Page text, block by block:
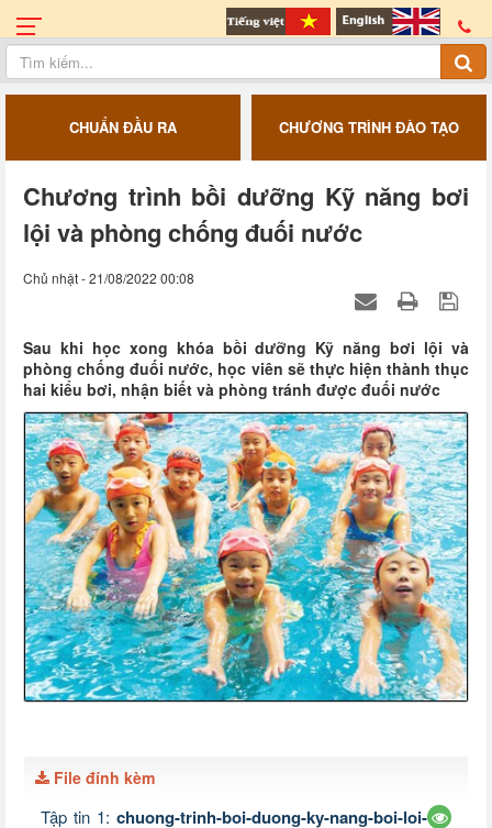
CHUẨN ĐẦU RA CHƯƠNG TRÌNH ĐÀO TẠO
Chương trình bồi dưỡng Kỹ năng bơi
lội và phòng chống đuối nước
Chủ nhật - 21/08/2022 00:08
Sau khi học xong khóa bồi dưỡng Kỹ năng bơi lội và
phòng chống đuối nước, học viên sẽ thực hiện thành thục
hai kiểu bơi, nhận biết và phòng tránh được đuối nước
File đính kèm
Tập tin 1: chuong-trinh-boi-duong-ky-nang-boi-loi-